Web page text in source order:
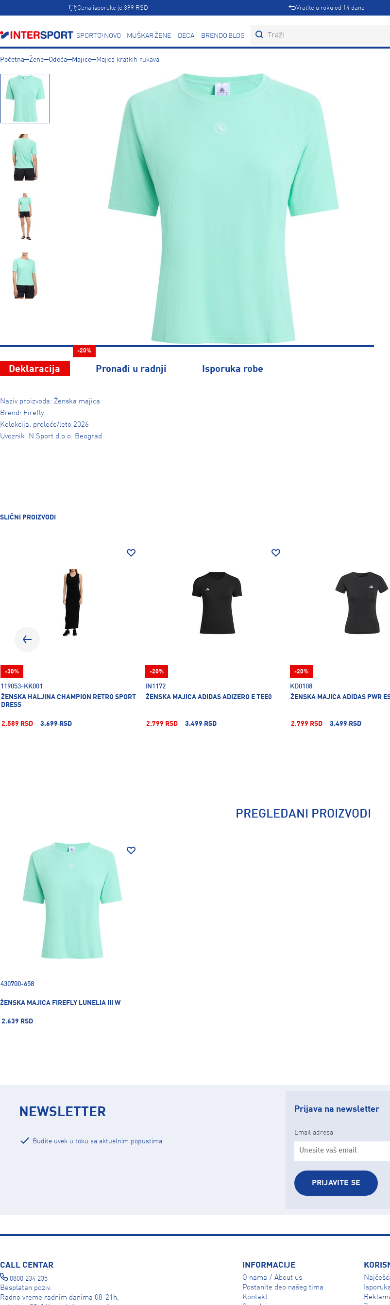
Cena isporuke je 399 RSD Vratite u roku od 14 dana
SPORTOVINOVO MUŠKARCIŽENE DECA BRENDOVIBLOG
Početna Žene Odeća Majice Majica kratkih rukava
-20%
Deklaracija Pronađi u radnji Isporuka robe
Naziv proizvoda: Ženska majica
Brend: Firefly
Kolekcija: proleće/leto 2026
Uvoznik: N Sport d.o.o. Beograd
SLIČNI PROIZVODI
119053-KK001
ŽENSKA HALJINA CHAMPION RETRO SPORT
DRESS
2.589 RSD 3.699 RSD
-30%
IN1172
ŽENSKA MAJICA ADIDAS ADIZERO E TEE0
2.799 RSD 3.499 RSD
-20%
KD0108
ŽENSKA MAJICA ADIDAS PWR
2.799 RSD 3.499 RSD
-20%
PREGLEDANI PROIZVODI
430700-658
ŽENSKA MAJICA FIREFLY LUNELIA III W
2.639 RSD
NEWSLETTER
Budite uvek u toku sa aktuelnim popustima
Prijava na newsletter
Email adresa
PRIJAVITE SE
CALL CENTAR
0800 234 235
Besplatan poziv.
Radno vreme radnim danima 08-21h,
INFORMACIJE
O nama / About us
Postanite deo našeg tima
Kontakt